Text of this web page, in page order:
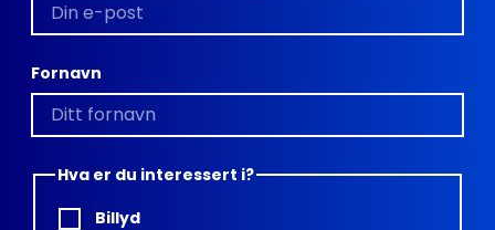
Fornavn
Hva er du interessert i?
Billyd